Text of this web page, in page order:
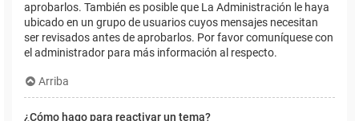
aprobarlos. También es posible que La Administración le haya
ubicado en un grupo de usuarios cuyos mensajes necesitan
ser revisados antes de aprobarlos. Por favor comuníquese con
el administrador para más información al respecto.
Arriba
¿Cómo hago para reactivar un tema?